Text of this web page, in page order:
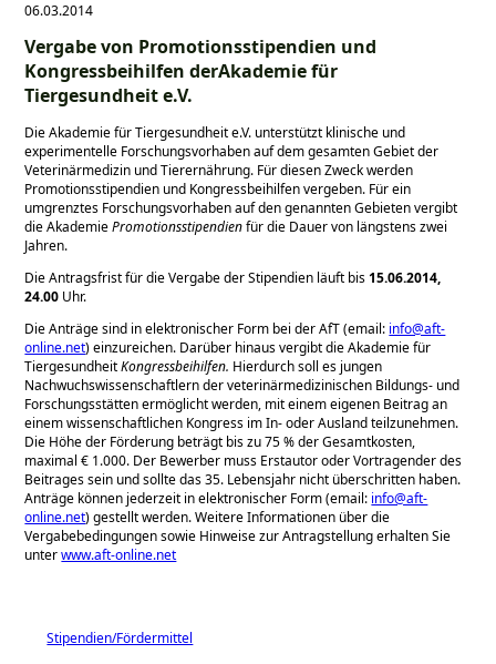
06.03.2014
Vergabe von Promotionsstipendien und
Kongressbeihilfen derAkademie für
Tiergesundheit e.V.
Die Akademie für Tiergesundheit e.V. unterstützt klinische und
experimentelle Forschungsvorhaben auf dem gesamten Gebiet der
Veterinärmedizin und Tierernährung. Für diesen Zweck werden
Promotionsstipendien und Kongressbeihilfen vergeben. Für ein
umgrenztes Forschungsvorhaben auf den genannten Gebieten vergibt
die AkademiePromotionsstipendienfür die Dauer von längstens zwei
Jahren.
Die Antragsfrist für die Vergabe der Stipendien läuft bis15.06.2014,
24.00 Uhr.
Die Anträge sind in elektronischer Form bei der AfT (email: info@aft-
online.net) einzureichen. Darüber hinaus vergibt die Akademie für
TiergesundheitKongressbeihilfen. Hierdurch soll es jungen
Nachwuchswissenschaftlern der veterinärmedizinischen Bildungs- und
Forschungsstätten ermöglicht werden, mit einem eigenen Beitrag an
einem wissenschaftlichen Kongress im In- oder Ausland teilzunehmen.
Die Höhe der Förderung beträgt bis zu 75 % der Gesamtkosten,
maximal € 1.000. Der Bewerber muss Erstautor oder Vortragender des
Beitrages sein und sollte das 35. Lebensjahr nicht überschritten haben.
Anträge können jederzeit in elektronischer Form (email: info@aft-
online.net) gestellt werden. Weitere Informationen über die
Vergabebedingungen sowie Hinweise zur Antragstellung erhalten Sie
unterwww.aft-online.net
Stipendien/Fördermittel